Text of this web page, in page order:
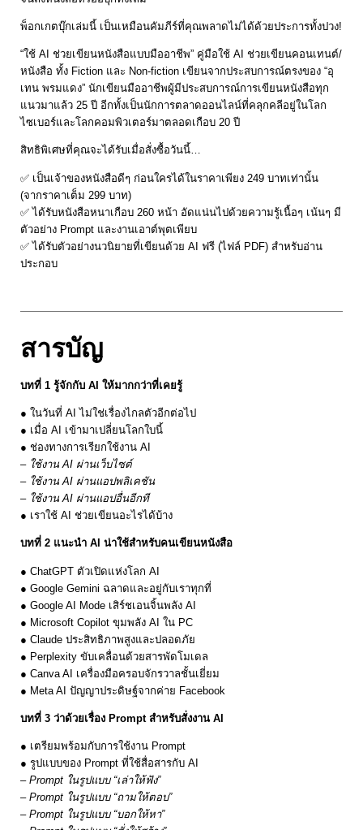
พ็อกเกตบุ๊กเล่มนี้ เป็นเหมือนคัมภีร์ที่คุณพลาดไม่ได้ด้วยประการทั้งปวง!
“ใช้ AI ช่วยเขียนหนังสือแบบมืออาชีพ” คู่มือใช้ AI ช่วยเขียนคอนเทนต์/
หนังสือ ทั้ง Fiction และ Non-fiction เขียนจากประสบการณ์ตรงของ “อุ
เทน พรมแดง” นักเขียนมืออาชีพผู้มีประสบการณ์การเขียนหนังสือทุก
แนวมาแล้ว 25 ปี อีกทั้งเป็นนักการตลาดออนไลน์ที่คลุกคลีอยู่ในโลก
ไซเบอร์และโลกคอมพิวเตอร์มาตลอดเกือบ 20 ปี
สิทธิพิเศษที่คุณจะได้รับเมื่อสั่งซื้อวันนี้…
✅ เป็นเจ้าของหนังสือดีๆ ก่อนใครได้ในราคาเพียง 249 บาทเท่านั้น
(จากราคาเต็ม 299 บาท)
✅ ได้รับหนังสือหนาเกือบ 260 หน้า อัดแน่นไปด้วยความรู้เนื้อๆ เน้นๆ มี
ตัวอย่าง Prompt และงานเอาต์พุตเพียบ
✅ ได้รับตัวอย่างนวนิยายที่เขียนด้วย AI ฟรี (ไฟล์ PDF) สำหรับอ่าน
ประกอบ
สารบัญ
บทที่ 1 รู้จักกับ AI ให้มากกว่าที่เคยรู้
● ในวันที่ AI ไม่ใช่เรื่องไกลตัวอีกต่อไป
● เมื่อ AI เข้ามาเปลี่ยนโลกใบนี้
● ช่องทางการเรียกใช้งาน AI
– ใช้งาน AI ผ่านเว็บไซต์
– ใช้งาน AI ผ่านแอปพลิเคชัน
– ใช้งาน AI ผ่านแอปอื่นอีกที
● เราใช้ AI ช่วยเขียนอะไรได้บ้าง
บทที่ 2 แนะนำ AI น่าใช้สำหรับคนเขียนหนังสือ
● ChatGPT ตัวเปิดแห่งโลก AI
● Google Gemini ฉลาดและอยู่กับเราทุกที่
● Google AI Mode เสิร์ชเอนจิ้นพลัง AI
● Microsoft Copilot ขุมพลัง AI ใน PC
● Claude ประสิทธิภาพสูงและปลอดภัย
● Perplexity ขับเคลื่อนด้วยสารพัดโมเดล
● Canva AI เครื่องมือครอบจักรวาลชั้นเยี่ยม
● Meta AI ปัญญาประดิษฐ์จากค่าย Facebook
บทที่ 3 ว่าด้วยเรื่อง Prompt สำหรับสั่งงาน AI
● เตรียมพร้อมกับการใช้งาน Prompt
● รูปแบบของ Prompt ที่ใช้สื่อสารกับ AI
– Prompt ในรูปแบบ “เล่าให้ฟัง”
– Prompt ในรูปแบบ “ถามให้ตอบ”
– Prompt ในรูปแบบ “บอกให้หา”